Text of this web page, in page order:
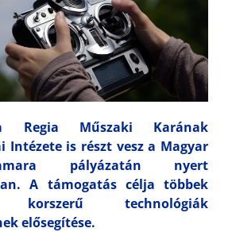
Műszaki Karának
Intézete is részt vesz a Magyar
pályázatán nyert
A támogatás célja többek
technológiák
elősegítése.